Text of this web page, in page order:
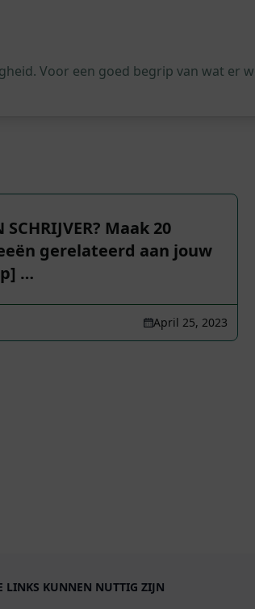
Voor een goed begrip van wat er
SCHRIJVER? Maak 20
gerelateerd aan jouw
…
April 25, 2023
LINKS KUNNEN NUTTIG ZIJN